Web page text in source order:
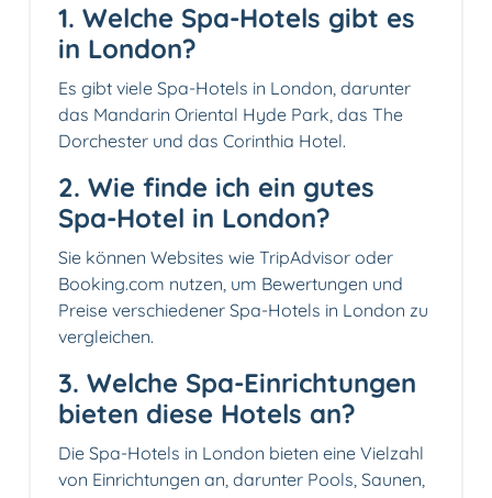
1. Welche Spa-Hotels gibt es
in London?
Es gibt viele Spa-Hotels in London, darunter
das Mandarin Oriental Hyde Park, das The
Dorchester und das Corinthia Hotel.
2. Wie finde ich ein gutes
Spa-Hotel in London?
Sie können Websites wie TripAdvisor oder
Booking.com nutzen, um Bewertungen und
Preise verschiedener Spa-Hotels in London zu
vergleichen.
3. Welche Spa-Einrichtungen
bieten diese Hotels an?
Die Spa-Hotels in London bieten eine Vielzahl
von Einrichtungen an, darunter Pools, Saunen,